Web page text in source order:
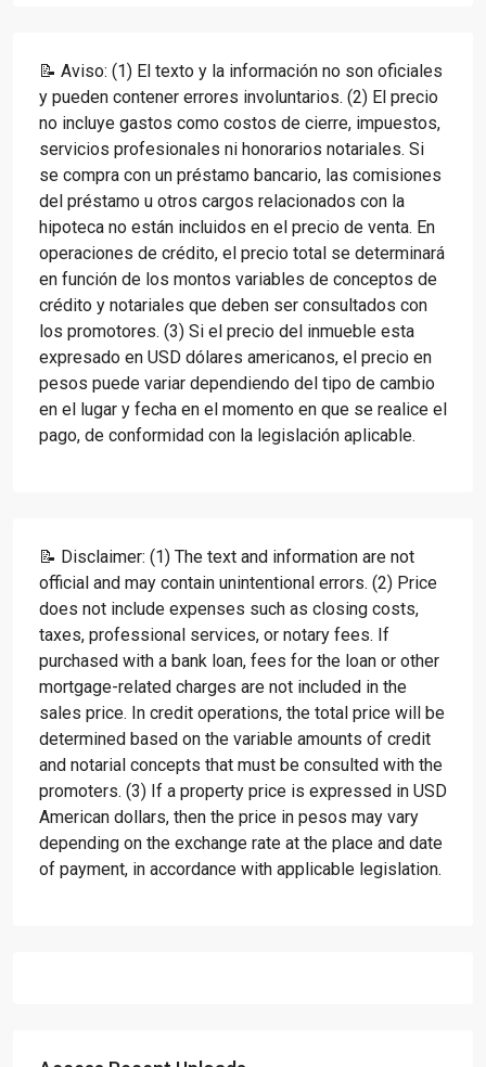
📝 Aviso: (1) El texto y la información no son oficiales
y pueden contener errores involuntarios. (2) El precio
no incluye gastos como costos de cierre, impuestos,
servicios profesionales ni honorarios notariales. Si
se compra con un préstamo bancario, las comisiones
del préstamo u otros cargos relacionados con la
hipoteca no están incluidos en el precio de venta. En
operaciones de crédito, el precio total se determinará
en función de los montos variables de conceptos de
crédito y notariales que deben ser consultados con
los promotores. (3) Si el precio del inmueble esta
expresado en USD dólares americanos, el precio en
pesos puede variar dependiendo del tipo de cambio
en el lugar y fecha en el momento en que se realice el
pago, de conformidad con la legislación aplicable.
📝 Disclaimer: (1) The text and information are not
official and may contain unintentional errors. (2) Price
does not include expenses such as closing costs,
taxes, professional services, or notary fees. If
purchased with a bank loan, fees for the loan or other
mortgage-related charges are not included in the
sales price. In credit operations, the total price will be
determined based on the variable amounts of credit
and notarial concepts that must be consulted with the
promoters. (3) If a property price is expressed in USD
American dollars, then the price in pesos may vary
depending on the exchange rate at the place and date
of payment, in accordance with applicable legislation.